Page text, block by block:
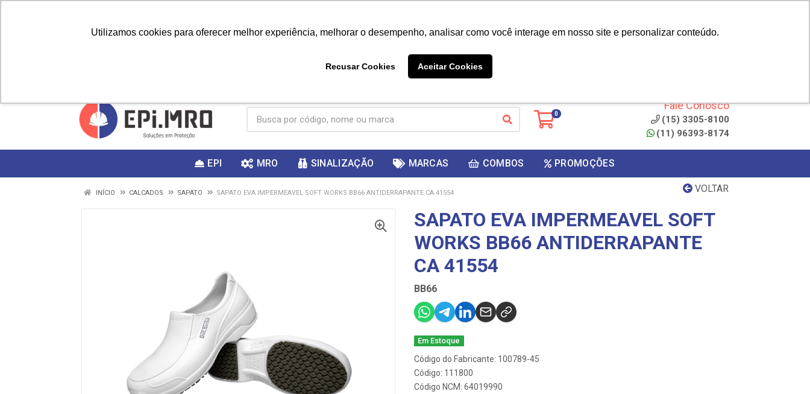
Utilizamos cookies para oferecer melhor experiência, melhorar o desempenho, analisar como você interage em nosso site e personalizar conteúdo.
Recusar Cookies Aceitar Cookies
ganhar
0
Fale Conosco
(15) 3305-8100
(11) 96393-8174
EPI MRO SINALIZAÇÃO MARCAS COMBOS PROMOÇÕES
VOLTAR
INÍCIO CALCADOS SAPATO SAPATO EVA IMPERMEAVEL SOFT WORKS BB66 ANTIDERRAPANTE CA 41554
SAPATO EVA IMPERMEAVEL SOFT
WORKS BB66 ANTIDERRAPANTE
CA 41554
BB66
Em Estoque
Código do Fabricante: 100789-45
Código: 111800
Código NCM: 64019990